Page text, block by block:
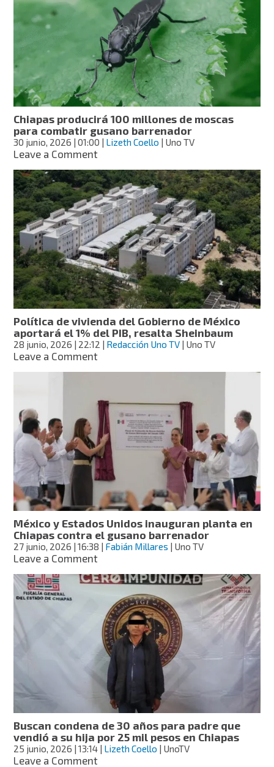
influenza
aviar
H7
en
aves
del
ZooMAT
en
Chiapas
Chiapas producirá 100 millones de moscas
para combatir gusano barrenador
30 junio, 2026 | 01:00 Lizeth Coello | Uno TV
Leave a Commenton
producirá
100
millones
de
moscas
para
combatir
gusano
barrenador
Política de vivienda del Gobierno de México
aportará el 1% del PIB, resalta Sheinbaum
28 junio, 2026 | 22:12 | Redacción Uno TV | Uno TV
Leave a Commenton
del
Gobierno
de
México
aportará
el
1%
del
PIB,
resalta
Sheinbaum
México y Estados Unidos inauguran planta en
Chiapas contra el gusano barrenador
27 junio, 2026 | 16:38 | Fabián Millares | Uno TV
Leave a Commenton
y
Estados
Unidos
inauguran
planta
en
Chiapas
contra
el
gusano
barrenador
Buscan condena de 30 años para padre que
vendió a su hija por 25 mil pesos en Chiapas
25 junio, 2026 | 13:14 | Lizeth Coello | UnoTV
Leave a Commenton